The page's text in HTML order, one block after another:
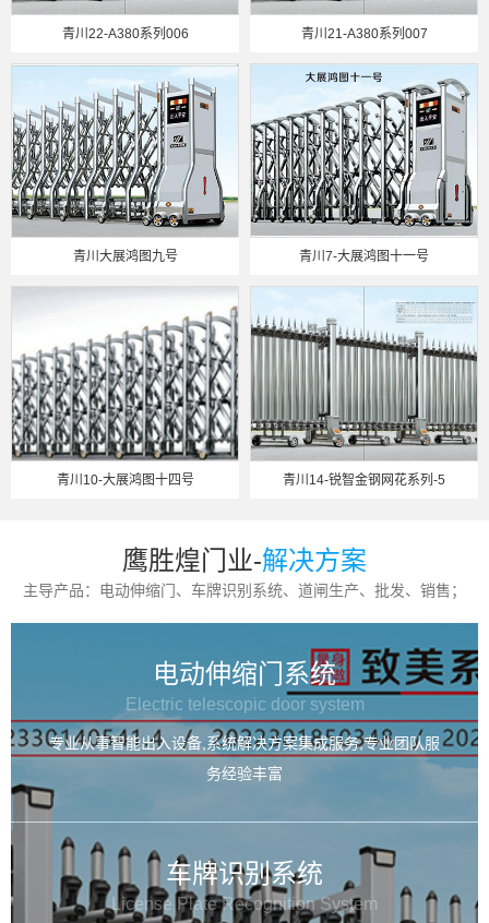
青川22-A380系列006 青川21-A380系列007
青川大展鸿图九号 青川7-大展鸿图十一号
青川10-大展鸿图十四号 青川14-锐智金钢网花系列-5
鹰胜煌门业-解决方案
主导产品：电动伸缩门、车牌识别系统、道闸生产、批发、销售；
电动伸缩门系统
Electric telescopic door system
专业从事智能出入设备,系统解决方案集成服务,专业团队服
务经验丰富
车牌识别系统
License Plate Recognition System